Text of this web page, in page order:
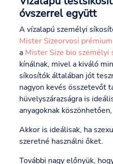
óvszerrel együtt
A vízalapú személyi
Mister Sizeorvosi
a Mister Size bio személyi
kínálnak, mivel a kiváló
síkosítók általában jót
nagyon kevés összetevőt
hüvelyszárazságra is
anyagoknak
Akkor is ideálisak, ha
szeretné használni őket.
További nagy előnyük,